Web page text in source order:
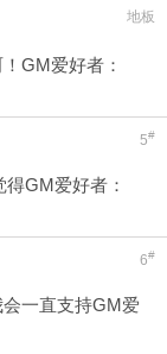
地板
GM爱好者：
5#
GM爱好者：
6#
一直支持GM爱